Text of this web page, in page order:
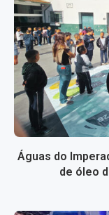
Águas do
de óleo